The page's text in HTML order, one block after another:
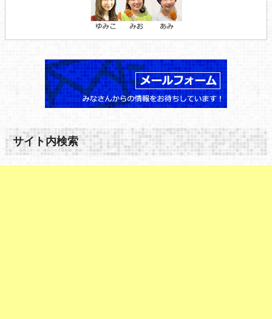
サイト内検索